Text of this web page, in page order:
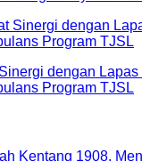
dengan
Program TJSL